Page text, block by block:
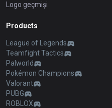
Logo geçmişi
Products
League of Legends
Teamfight Tactics
Palworld
Pokémon Champions
Valorant
PUBG
ROBLOX